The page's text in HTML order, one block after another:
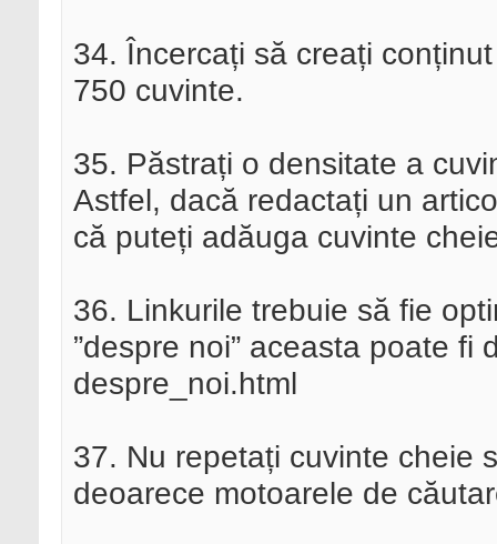
34. Încercați să creați
750 cuvinte.
35. Păstrați o densitate a
Astfel, dacă redactați un
că puteți adăuga cuvinte
36. Linkurile trebuie să fie
”despre noi” aceasta poate fi
despre_noi.html
37. Nu repetați cuvinte cheie
deoarece motoarele de